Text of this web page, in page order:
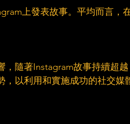
上發表故事。平均而言，
，隨著Instagram故事持續超越
，以利用和實施成功的社交媒